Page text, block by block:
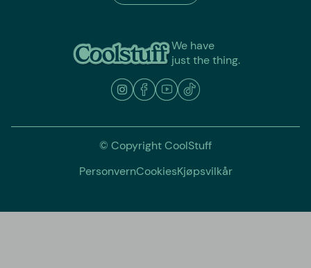
We have
just the thing.
© Copyright CoolStuff
PersonvernCookiesKjøpsvilkår